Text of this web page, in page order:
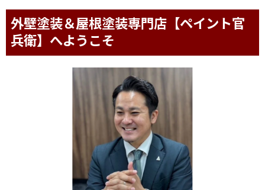
外壁塗装＆屋根塗装専門店【ペイント官
兵衛】へようこそ